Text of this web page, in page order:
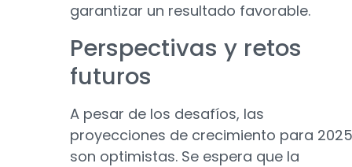
garantizar un resultado favorable.
Perspectivas y retos
futuros
A pesar de los desafíos, las
proyecciones de crecimiento para 2025
son optimistas. Se espera que la